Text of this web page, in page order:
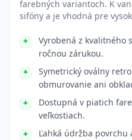
farebných variantoch. K
sifóny a je vhodná pre
Vyrobená z kvalitného
ročnou zárukou.
Symetrický oválny
obmurovanie ani
Dostupná v piatich
veľkostiach.
Ľahká údržba